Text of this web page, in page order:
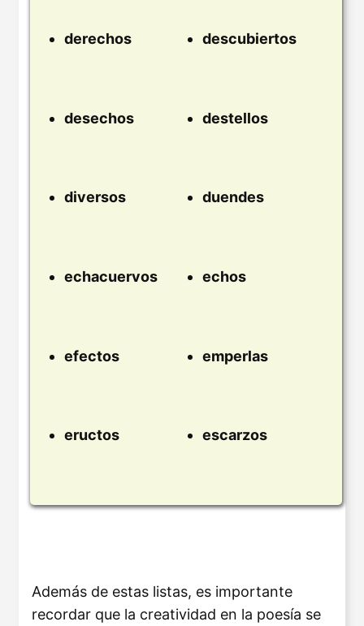
derechos descubiertos
desechos destellos
diversos duendes
echacuervos echos
efectos emperlas
eructos escarzos
Además de estas listas, es importante
recordar que la creatividad en la poesía se